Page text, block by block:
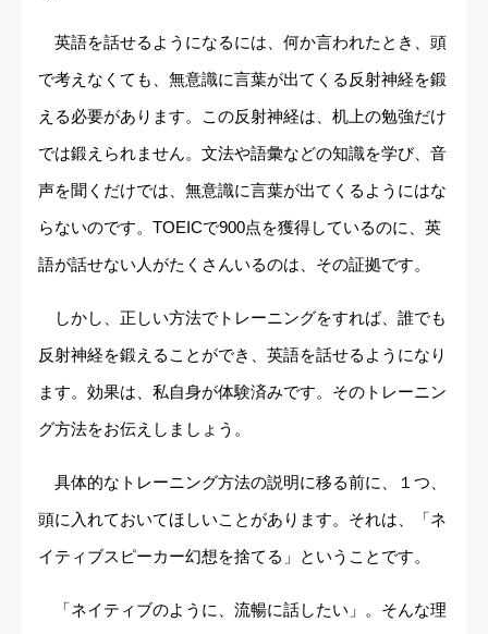
英語を話せるようになるには、何か言われたとき、頭
で考えなくても、無意識に言葉が出てくる反射神経を鍛
える必要があります。この反射神経は、机上の勉強だけ
では鍛えられません。文法や語彙などの知識を学び、音
声を聞くだけでは、無意識に言葉が出てくるようにはな
らないのです。TOEICで900点を獲得しているのに、英
語が話せない人がたくさんいるのは、その証拠です。
しかし、正しい方法でトレーニングをすれば、誰でも
反射神経を鍛えることができ、英語を話せるようになり
ます。効果は、私自身が体験済みです。そのトレーニン
グ方法をお伝えしましょう。
具体的なトレーニング方法の説明に移る前に、１つ、
頭に入れておいてほしいことがあります。それは、「ネ
イティブスピーカー幻想を捨てる」ということです。
「ネイティブのように、流暢に話したい」。そんな理